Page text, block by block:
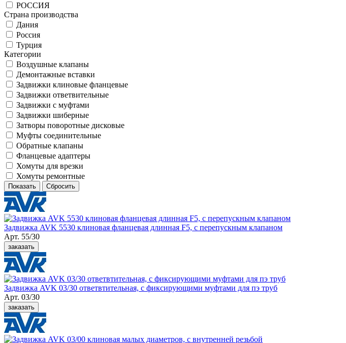
РОССИЯ
Страна производства
Дания
Россия
Турция
Категории
Воздушные клапаны
Демонтажные вставки
Задвижки клиновые фланцевые
Задвижки ответвительные
Задвижки с муфтами
Задвижки шиберные
Затворы поворотные дисковые
Муфты соединительные
Обратные клапаны
Фланцевые адаптеры
Хомуты для врезки
Хомуты ремонтные
Задвижка AVK 5530 клиновая фланцевая длинная F5, с перепускным клапаном
Арт. 55/30
заказать
Задвижка AVK 03/30 ответвтительная, c фиксирующими муфтами для пэ труб
Арт. 03/30
заказать